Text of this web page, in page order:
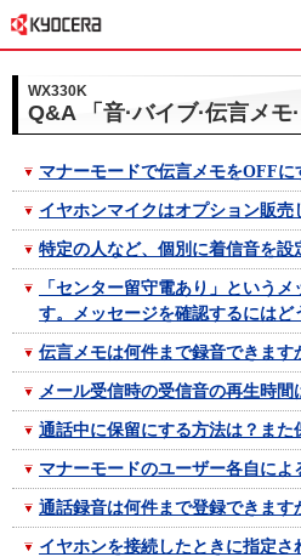
WX330K
Q&A 「音·バイブ·伝言メモ·
マナーモードで伝言メモをOFFに
イヤホンマイクはオプション販売
特定の人など、個別に着信音を設
「センター留守電あり」という
す。メッセージを確認するにはど
伝言メモは何件まで録音できます
メール受信時の受信音の再生時間
通話中に保留にする方法は？また
マナーモードのユーザー各自によ
通話録音は何件まで登録できます
イヤホンを接続したときに指定